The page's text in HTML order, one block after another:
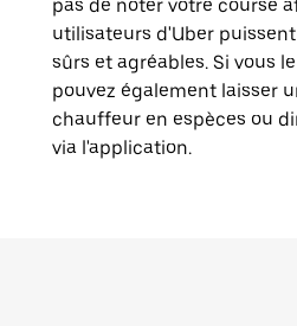
pas de noter votre course
utilisateurs d'Uber
sûrs et agréables. Si vous
pouvez également laisser
chauffeur en espèces ou
via l'application.